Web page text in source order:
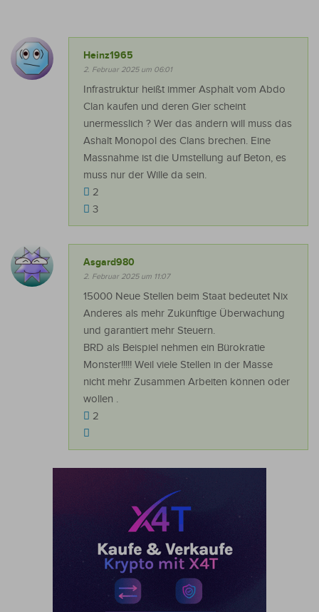
Heinz1965
2. Februar 2025 um 06:01
Infrastruktur heißt immer Asphalt vom Abdo
Clan kaufen und deren Gier scheint
unermesslich ? Wer das ändern will muss das
Ashalt Monopol des Clans brechen. Eine
Massnahme ist die Umstellung auf Beton, es
muss nur der Wille da sein.
2
3
Asgard980
2. Februar 2025 um 11:07
15000 Neue Stellen beim Staat bedeutet Nix
Anderes als mehr Zukünftige Überwachung
und garantiert mehr Steuern.
BRD als Beispiel nehmen ein Bürokratie
Monster!!!!! Weil viele Stellen in der Masse
nicht mehr Zusammen Arbeiten können oder
wollen .
2